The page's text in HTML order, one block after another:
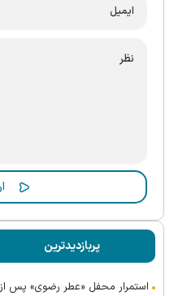
پربازدیدترین
استمرار محفل «عطر رضوی» پس از ۱۵۵ شب در خمین